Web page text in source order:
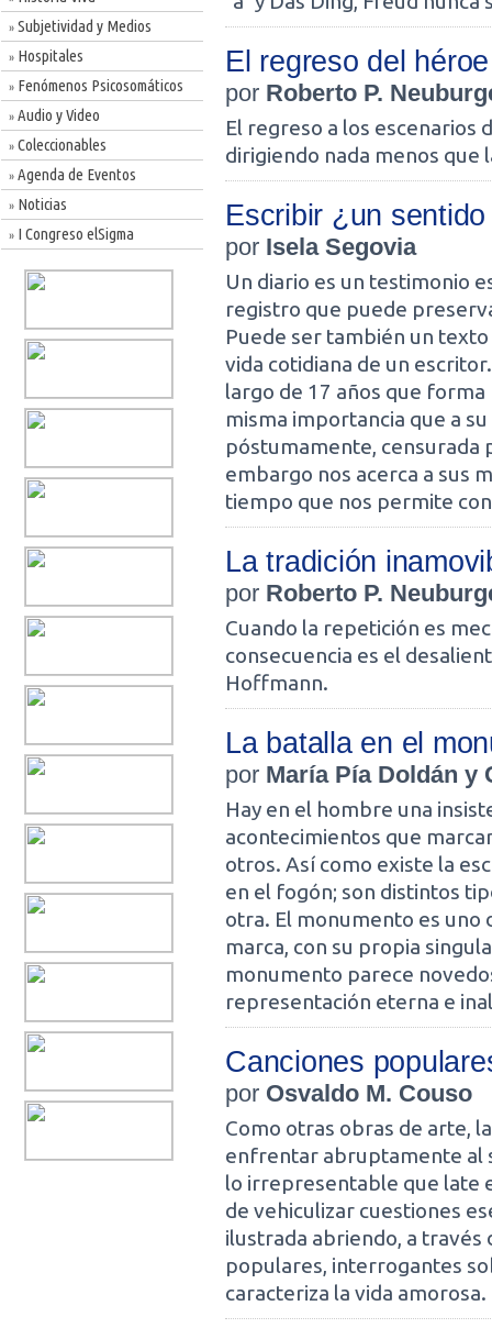
» Subjetividad y Medios
» Hospitales
» Fenómenos Psicosomáticos
» Audio y Video
» Coleccionables
» Agenda de Eventos
» Noticias
» I Congreso elSigma
El regreso del héroe
por Roberto P.
El regreso a los escenarios
dirigiendo nada menos que
Escribir ¿un
por Isela Segovia
Un diario es un testimonio
registro que puede
Puede ser también un
vida cotidiana de un
largo de 17 años que
misma importancia que a
póstumamente, censurada
embargo nos acerca a sus
tiempo que nos permite
La tradición
por Roberto P.
Cuando la repetición es
consecuencia es el
Hoffmann.
La batalla en el
por María Pía Doldán y
Hay en el hombre una
acontecimientos que
otros. Así como existe la
en el fogón; son distintos
otra. El monumento es uno
marca, con su propia
monumento parece
representación eterna e
Canciones
por Osvaldo M. Couso
Como otras obras de arte,
enfrentar abruptamente al
lo irrepresentable que late
de vehiculizar cuestiones
ilustrada abriendo, a través
populares, interrogantes
caracteriza la vida amorosa.